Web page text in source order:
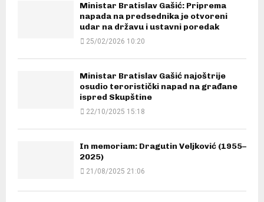
Ministar Bratislav Gašić: Priprema
napada na predsednika je otvoreni
udar na državu i ustavni poredak
25/02/2026 10:20
Ministar Bratislav Gašić najoštrije
osudio teroristički napad na građane
ispred Skupštine
22/10/2025 15:18
In memoriam: Dragutin Veljković (1955–
2025)
21/08/2025 21:06